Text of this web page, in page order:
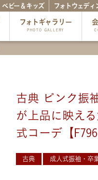
ベビー＆キッズ フォトウェディ
フォトギャラリー
PHOTO GALLERY
古典 ピンク振
が上品に映え
式コーデ【F796
古典 成人式振袖・卒